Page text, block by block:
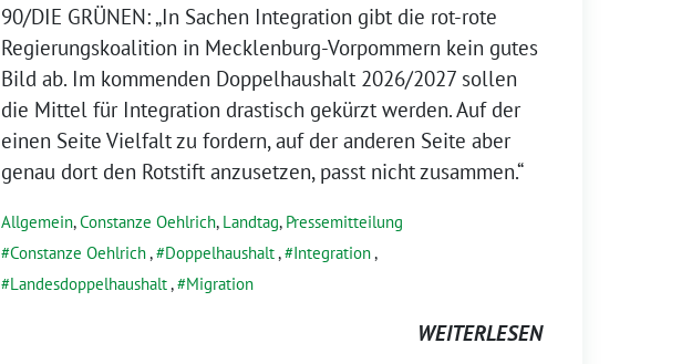
90/DIE GRÜNEN: „In Sachen Integration gibt die rot-rote
Regierungskoalition in Mecklenburg-Vorpommern kein gutes
Bild ab. Im kommenden Doppelhaushalt 2026/2027 sollen
die Mittel für Integration drastisch gekürzt werden. Auf der
einen Seite Vielfalt zu fordern, auf der anderen Seite aber
genau dort den Rotstift anzusetzen, passt nicht zusammen.“
Allgemein,Constanze Oehlrich, Landtag, Pressemitteilung
Constanze Oehlrich, Doppelhaushalt, Integration,
Landesdoppelhaushalt, Migration
WEITERLESEN